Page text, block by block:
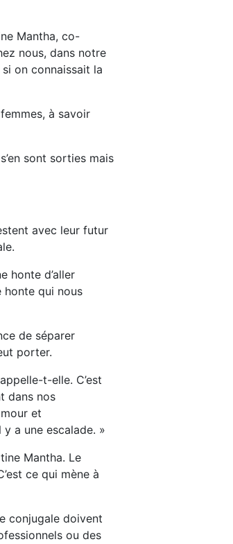
Mantha, co-
nous, dans notre
on connaissait la
à savoir
sont sorties mais
avec leur futur
honte d’aller
honte qui nous
de séparer
porter.
t-elle. C’est
dans nos
et
a une escalade. »
Mantha. Le
ce qui mène à
conjugale doivent
ou des